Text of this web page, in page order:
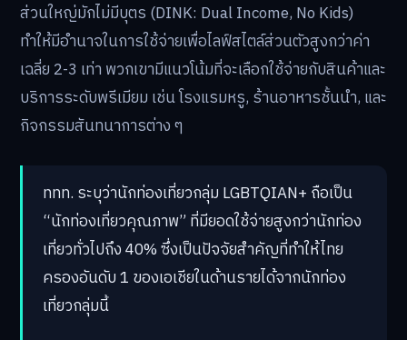
ส่วนใหญ่มักไม่มีบุตร (DINK: Dual Income, No Kids)
ทำให้มีอำนาจในการใช้จ่ายเพื่อไลฟ์สไตล์ส่วนตัวสูงกว่าค่า
เฉลี่ย 2-3 เท่า พวกเขามีแนวโน้มที่จะเลือกใช้จ่ายกับสินค้าและ
บริการระดับพรีเมียม เช่น โรงแรมหรู, ร้านอาหารชั้นนำ, และ
กิจกรรมสันทนาการต่าง ๆ
ททท. ระบุว่านักท่องเที่ยวกลุ่ม LGBTQIAN+ ถือเป็น
“นักท่องเที่ยวคุณภาพ” ที่มียอดใช้จ่ายสูงกว่านักท่อง
เที่ยวทั่วไปถึง 40% ซึ่งเป็นปัจจัยสำคัญที่ทำให้ไทย
ครองอันดับ 1 ของเอเชียในด้านรายได้จากนักท่อง
เที่ยวกลุ่มนี้